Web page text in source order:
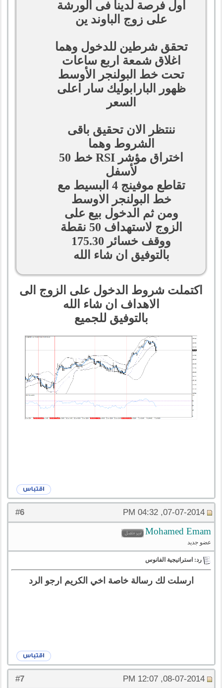
أول فرصة لدينا فى الورشة
على زوج الباوند ين
تحقق شرطين للدخول وهما
اغلاق شمعة اربع ساعات
تحت خط البولنجر الأوسط
ظهور البارابوليك سار اعلى
السعر
ننتظر الان تحقيق باقى
الشروط وهما
اختراق مؤشر RSI خط 50
لأسفل
تقاطع موفينج 4 البسيط مع
خط البولنجر الاوسط
ومن ثم الدخول بيع على
الزوج لاستهداف 50 نقطة
ووقف خسائر 175.30
بالتوفيق ان شاء الله
اكتملت شروط الدخول على الزوج الى
الاهداف ان شاء الله
بالتوفيق للجميع
#
6 07-07-2014, 04:32 PM
Mohamed Emam
عضو جديد
رد: استراتيجية الفانوس
ارسلت لك رسالة خاصة اخي الكريم ارجو الرد
#
7 08-07-2014, 12:07 PM